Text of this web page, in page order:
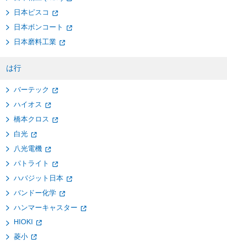
日本ピスコ
日本ボンコート
日本磨料工業
は行
バーテック
ハイオス
橋本クロス
白光
八光電機
パトライト
ハバジット日本
バンドー化学
ハンマーキャスター
HIOKI
菱小